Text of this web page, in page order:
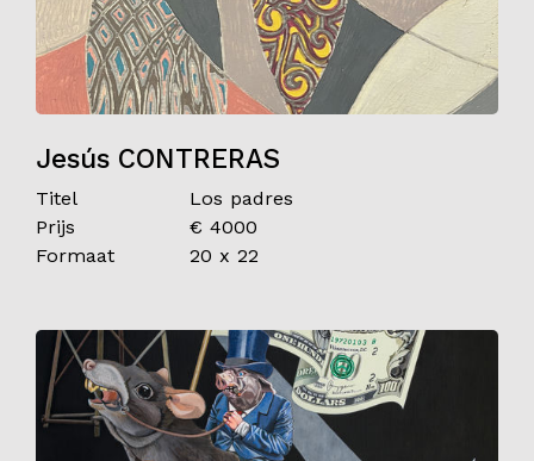
Jesús CONTRERAS
Titel
Los padres
Prijs
€ 4000
Formaat
20 x 22